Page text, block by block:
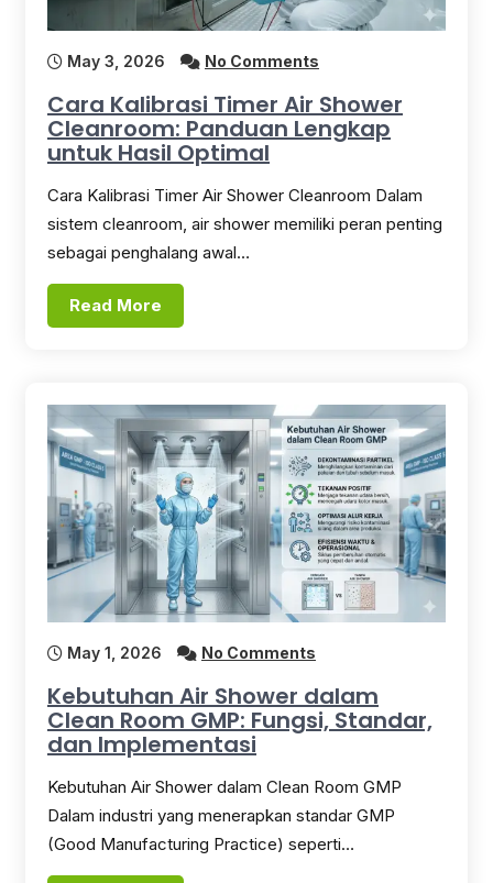
May 3, 2026 No Comments
Cara Kalibrasi Timer Air Shower
Cleanroom: Panduan Lengkap
untuk Hasil Optimal
Cara Kalibrasi Timer Air Shower Cleanroom Dalam
sistem cleanroom, air shower memiliki peran penting
sebagai penghalang awal…
Read More
May 1, 2026 No Comments
Kebutuhan Air Shower dalam
Clean Room GMP: Fungsi, Standar,
dan Implementasi
Kebutuhan Air Shower dalam Clean Room GMP
Dalam industri yang menerapkan standar GMP
(Good Manufacturing Practice) seperti…